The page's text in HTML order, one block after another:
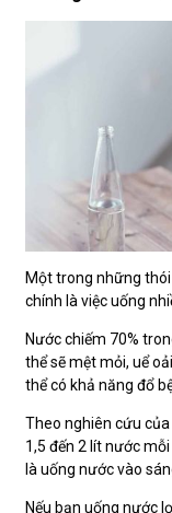
Một trong những
chính là việc uống
Nước chiếm 70%
thể sẽ mệt mỏi, uể
thể có khả năng đổ
Theo nghiên cứu
1,5 đến 2 lít nước
là uống nước vào
Nếu bạn uống nước